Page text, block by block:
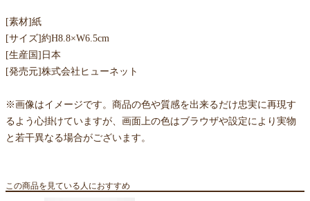
[素材]紙
[サイズ]約H8.8×W6.5cm
[生産国]日本
[発売元]株式会社ヒューネット
※画像はイメージです。商品の色や質感を出来るだけ忠実に再現す
るよう心掛けていますが、画面上の色はブラウザや設定により実物
と若干異なる場合がございます。
この商品を見ている人におすすめ